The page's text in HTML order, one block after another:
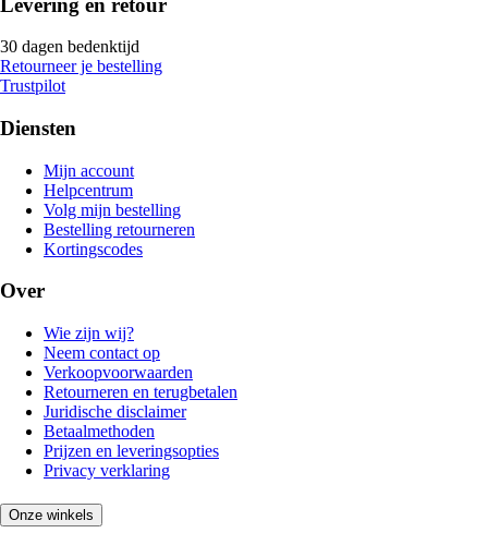
30 dagen bedenktijd
Retourneer je bestelling
Trustpilot
Diensten
Mijn account
Helpcentrum
Volg mijn bestelling
Bestelling retourneren
Kortingscodes
Over
Wie zijn wij?
Neem contact op
Verkoopvoorwaarden
Retourneren en terugbetalen
Juridische disclaimer
Betaalmethoden
Prijzen en leveringsopties
Privacy verklaring
Onze winkels